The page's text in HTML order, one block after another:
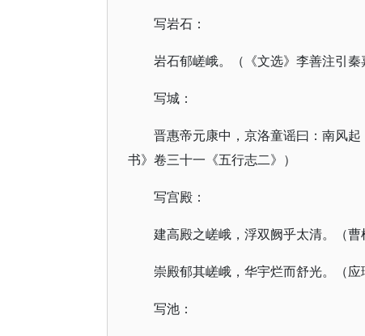
写岩石：
岩石郁嵯峨。（《文选》李善注引秦
写城：
晋惠帝元康中，京洛童谣曰：南风
书》卷三十一《五行志二》）
写宫殿：
建高殿之嵯峨，浮双阙乎太清。（曹
崇殿郁其嵯峨，华宇烂而舒光。（应
写池：